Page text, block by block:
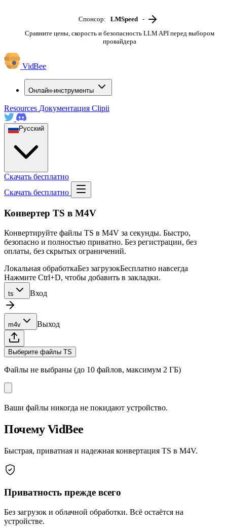
Спонсор: LMSpeed -
Сравните цены, скорость и безопасность LLM API перед выбором
провайдера
VidBee
Онлайн-инструменты
Resources Документация Clipii
Русский
Скачать бесплатно
Скачать бесплатно
Конвертер TS в M4V
Конвертируйте файлы TS в M4V за секунды. Быстро,
безопасно и полностью приватно. Без регистрации, без
оплаты, без скрытых ограничений.
Локальная обработкаБез загрузокБесплатно навсегда
Нажмите Ctrl+D, чтобы добавить в закладки.
ts Вход
m4v Выход
Выберите файлы TS
Файлы не выбраны (до 10 файлов, максимум 2 ГБ)
Ваши файлы никогда не покидают устройство.
Почему VidBee
Быстрая, приватная и надежная конвертация TS в M4V.
Приватность прежде всего
Без загрузок и облачной обработки. Всё остаётся на
устройстве.